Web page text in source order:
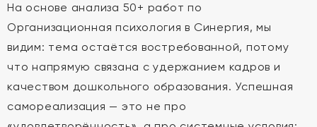
На основе анализа 50+ работ по
Организационная психология в Синергия, мы
видим: тема остаётся востребованной, потому
что напрямую связана с удержанием кадров и
качеством дошкольного образования. Успешная
самореализация — это не про